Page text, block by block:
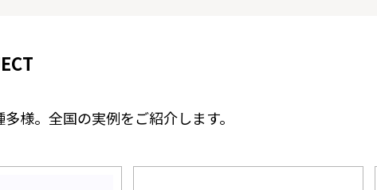
様。全国の実例をご紹介します。